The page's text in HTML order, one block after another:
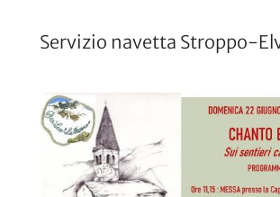
Servizio navetta Stroppo-